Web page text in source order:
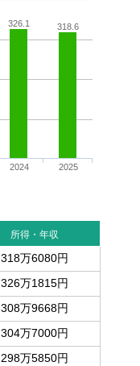
326.1 318.6
2024 2025
所得・年収
318万6080円
326万1815円
308万9668円
304万7000円
298万5850円